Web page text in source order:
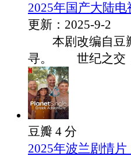
2025年国产大陆
更新：2025-9-2
本剧改编自豆瓣
寻。 世纪之交，
豆瓣 4 分
2025年波兰剧情